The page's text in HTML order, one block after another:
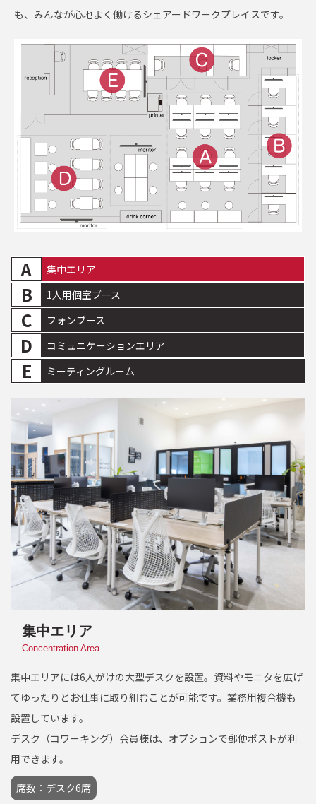
も、みんなが心地よく働けるシェアードワークプレイスです。
集中エリア
1人用個室ブース
フォンブース
コミュニケーションエリア
ミーティングルーム
集中エリア
Concentration Area
集中エリアには6人がけの大型デスクを設置。資料やモニタを広げ
てゆったりとお仕事に取り組むことが可能です。業務用複合機も
設置しています。
デスク（コワーキング）会員様は、オプションで郵便ポストが利
用できます。
席数：デスク6席